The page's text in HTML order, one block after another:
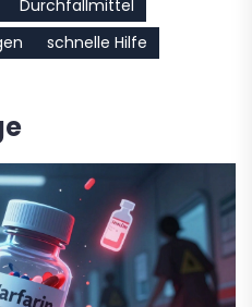
Durchfallmittel
schnelle Hilfe